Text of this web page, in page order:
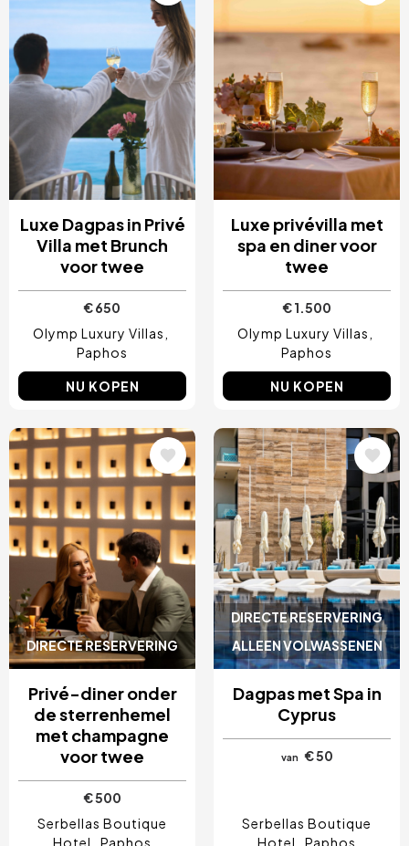
Luxe Dagpas in Privé
Villa met Brunch
voor twee
€ 650
Olymp Luxury Villas
Paphos
NU KOPEN
Luxe privévilla met
spa en diner voor
twee
€ 1.500
Olymp Luxury Villas
Paphos
NU KOPEN
DIRECTE RESERVERING
Afbeelding
Privé-diner onder
de sterrenhemel
met champagne
voor twee
€ 500
Serbellas Boutique
Hotel
Paphos
DIRECTE RESERVERING
ALLEEN VOLWASSENEN
Afbeelding
Dagpas met Spa in
Cyprus
van € 50
Serbellas Boutique
Hotel
Paphos